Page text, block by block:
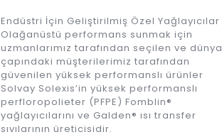
Endüstri İçin Geliştirilmiş Özel Yağlayıcılar
Olağanüstü performans sunmak için
uzmanlarımız tarafından seçilen ve dünya
çapındaki müşterilerimiz tarafından
güvenilen yüksek performanslı ürünler
Solvay Solexis’in yüksek performanslı
perfloropolieter (PFPE) Fomblin®
yağlayıcılarını ve Galden® ısı transfer
sıvılarının üreticisidir.